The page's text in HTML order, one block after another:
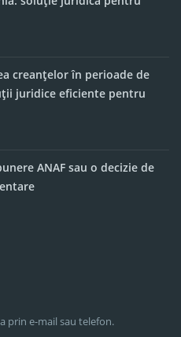
creanțelor în perioade de
juridice eficiente pentru
ANAF sau o decizie de
prin e-mail sau telefon.